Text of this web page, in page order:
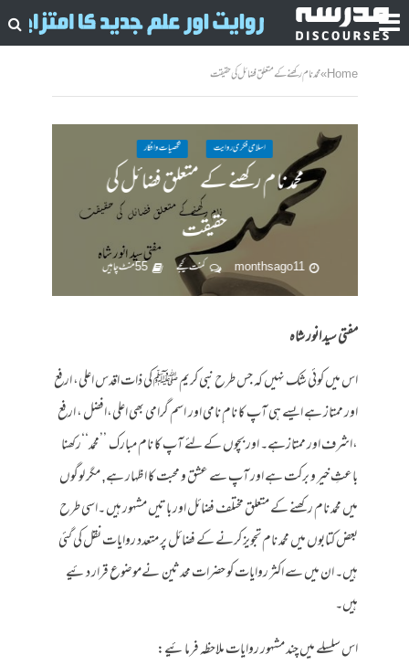
Home
»محمد نام رکھنے کے متعلق فضائل کی حقیقت
اسلامی فکری روایت شخصیات وافکار
محمد نام رکھنے کے متعلق فضائل کی
حقیقت
11 months ago کمنت کیجے 55 منٹ چاہیں
مفتی سید انور شاہ
اس میں کوئی شک نہیں کہ جس طرح نبی کریم ﷺ کی ذات اقدس اعلی، ارفع
اور ممتاز ہے ایسے ہی آپ کا نام ِنامی اور اسم گرامی بھی اعلی،افضل ، ارفع
،اشرف اور ممتازہے۔ اور بچوں کے لئے آپ کا نام مبارک ’’محمد‘‘رکھنا
باعثِ خیر و برکت ہے اور آپ سے عشق و محبت کا اظہار ہے, مگر لوگوں
میں محمد نام رکھنے کے متعلق مختلف فضائل اور باتیں مشہور ہیں ۔اسی طرح
بعض کتابوں میں محمد نام تجویز کرنے کے فضائل پر متعدد روایات نقل کی گئی
ہیں۔ ان میں سے اکثر روایات کو حضرات محدثین نےموضوع قرار دئیے
ہیں۔
اس سلسلے میں چند مشہور روایات ملاحظہ فرمائیے: